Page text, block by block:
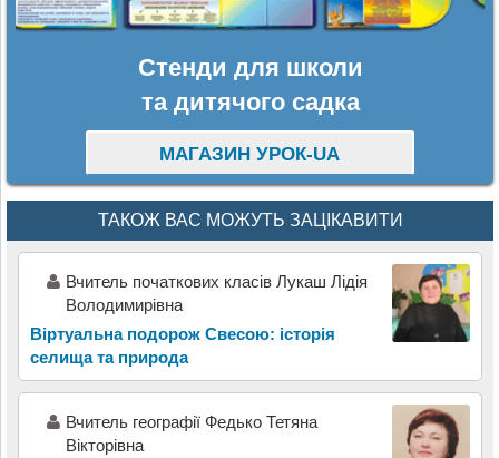
Стенди для школи
та дитячого садка
МАГАЗИН УРОК-UA
ТАКОЖ ВАС МОЖУТЬ ЗАЦІКАВИТИ
Вчитель початкових класів Лукаш Лідія
Володимирівна
Віртуальна подорож Свесою: історія
селища та природа
Вчитель географії Федько Тетяна
Вікторівна